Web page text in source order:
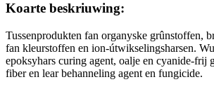
Koarte beskriuwing:
Tussenprodukten fan organyske grûnstoffen,
fan kleurstoffen en ion-útwikselingsharsen.
epoksyhars curing agent, oalje en cyanide-frij
fiber en lear behanneling agent en fungicide.